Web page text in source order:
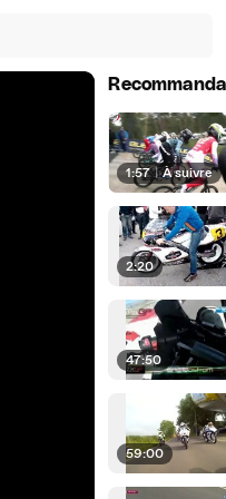
1:57 | À suivre
2:20
47:50
59:00